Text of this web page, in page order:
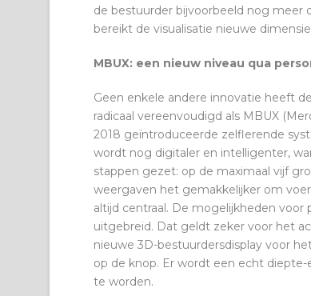
de bestuurder bijvoorbeeld nog meer
bereikt de visualisatie nieuwe
MBUX: een nieuw niveau qua
Geen enkele andere innovatie heeft
radicaal vereenvoudigd als MBUX
2018 geïntroduceerde zelflerende
wordt nog digitaler en intelligenter,
stappen gezet: op de maximaal vijf
weergaven het gemakkelijker om
altijd centraal. De mogelijkheden voor
uitgebreid. Dat geldt zeker voor het
nieuwe 3D-bestuurdersdisplay voor
op de knop. Er wordt een echt
te worden.